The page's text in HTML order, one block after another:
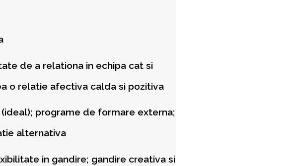
de a relationa in echipa cat si
o relatie afectiva calda si pozitiva
programe de formare externa;
alternativa
in gandire; gandire creativa si